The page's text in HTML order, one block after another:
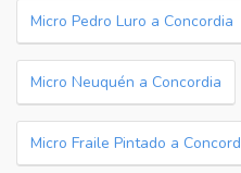
Micro Pedro Luro a Concordia
Micro Neuquén a Concordia
Micro Fraile Pintado a